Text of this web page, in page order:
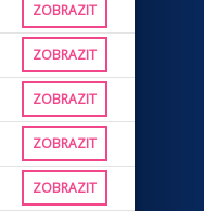
ZOBRAZIT
ZOBRAZIT
ZOBRAZIT
ZOBRAZIT
ZOBRAZIT